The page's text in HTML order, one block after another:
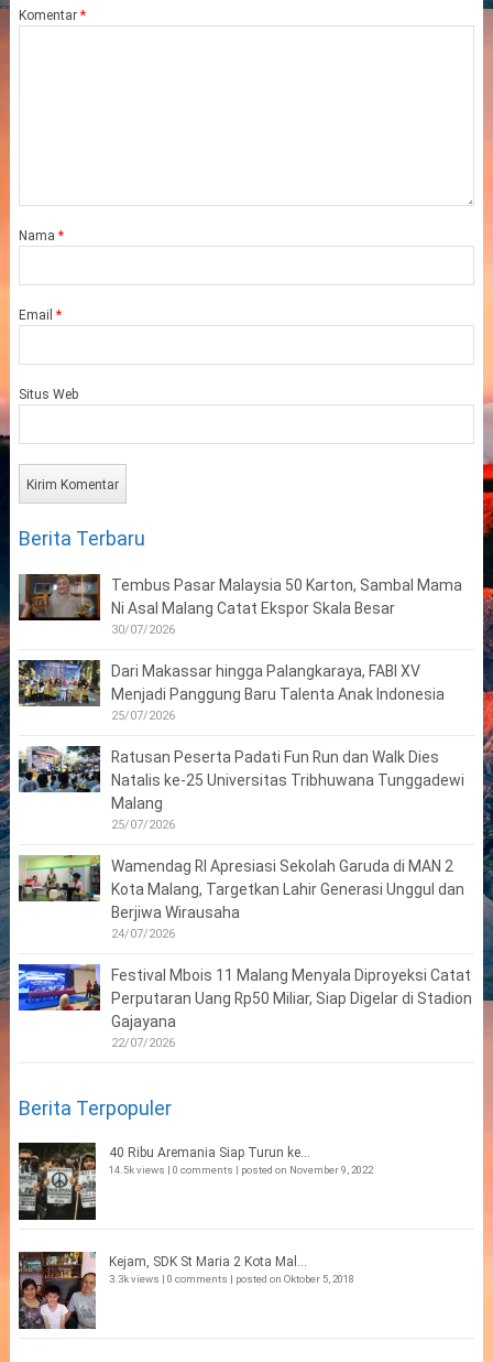
Komentar *
Nama *
Email *
Situs Web
Berita Terbaru
Tembus Pasar Malaysia 50 Karton, Sambal Mama
Ni Asal Malang Catat Ekspor Skala Besar
30/07/2026
Dari Makassar hingga Palangkaraya, FABI XV
Menjadi Panggung Baru Talenta Anak Indonesia
25/07/2026
Ratusan Peserta Padati Fun Run dan Walk Dies
Natalis ke-25 Universitas Tribhuwana Tunggadewi
Malang
25/07/2026
Wamendag RI Apresiasi Sekolah Garuda di MAN 2
Kota Malang, Targetkan Lahir Generasi Unggul dan
Berjiwa Wirausaha
24/07/2026
Festival Mbois 11 Malang Menyala Diproyeksi Catat
Perputaran Uang Rp50 Miliar, Siap Digelar di Stadion
Gajayana
22/07/2026
Berita Terpopuler
40 Ribu Aremania Siap Turun ke...
14.5k views | 0 comments | posted on November 9, 2022
Kejam, SDK St Maria 2 Kota Mal...
3.3k views | 0 comments | posted on Oktober 5, 2018